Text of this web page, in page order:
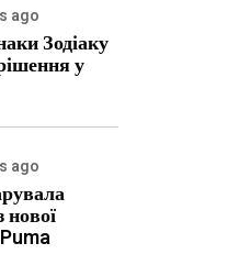
ago
Зодіаку
у
ago